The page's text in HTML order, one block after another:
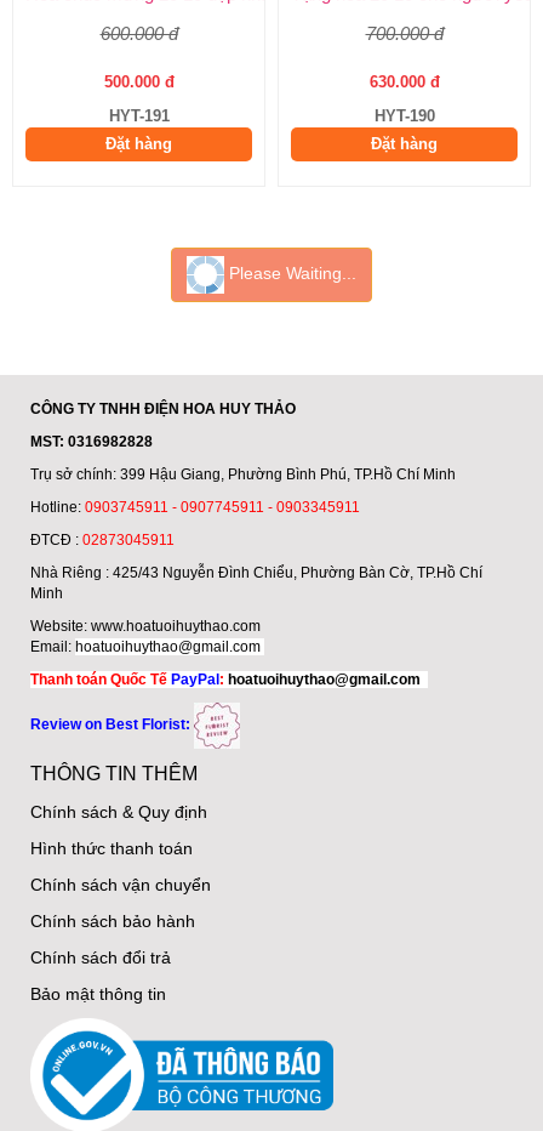
600.000 đ
500.000 đ
HYT-191
Đặt hàng
700.000 đ
630.000 đ
HYT-190
Đặt hàng
Please Waiting...
CÔNG TY TNHH ĐIỆN HOA HUY THẢO
MST: 0316982828
Trụ sở chính: 399 Hậu Giang, Phường Bình Phú, TP.Hồ Chí Minh
Hotline: 0903745911 - 0907745911 - 0903345911
ĐTCĐ : 02873045911
Nhà Riêng : 425/43 Nguyễn Đình Chiểu, Phường Bàn Cờ, TP.Hồ Chí
Minh
Website: www.hoatuoihuythao.com
Email: hoatuoihuythao@gmail.com
Thanh toán Quốc Tế PayPal : hoatuoihuythao@gmail.com
Review on Best Florist:
THÔNG TIN THÊM
Chính sách & Quy định
Hình thức thanh toán
Chính sách vận chuyển
Chính sách bảo hành
Chính sách đổi trả
Bảo mật thông tin